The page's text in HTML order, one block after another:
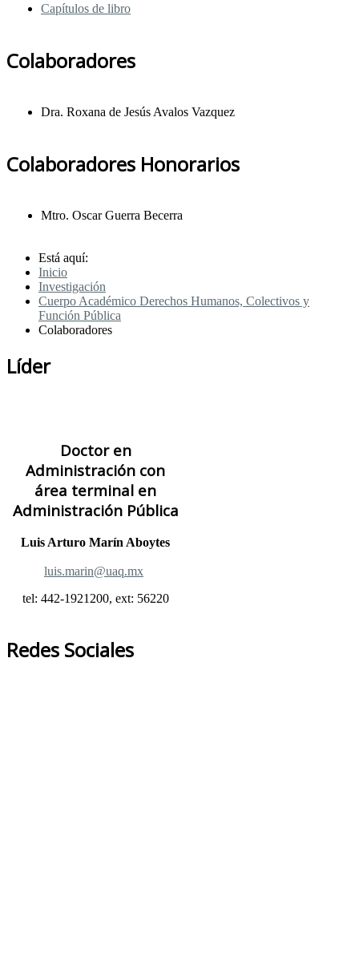
Capítulos de libro
Colaboradores
Dra. Roxana de Jesús Avalos Vazquez
Colaboradores Honorarios
Mtro. Oscar Guerra Becerra
Está aquí:
Inicio
Investigación
Cuerpo Académico Derechos Humanos, Colectivos y
Función Pública
Colaboradores
Líder
Doctor en
Administración con
área terminal en
Administración Pública
Luis Arturo Marín Aboytes
luis.marin@uaq.mx
tel: 442-1921200, ext: 56220
Redes Sociales